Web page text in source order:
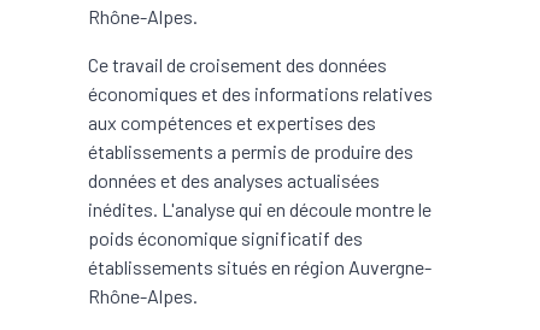
Rhône-Alpes.
Ce travail de croisement des données
économiques et des informations relatives
aux compétences et expertises des
établissements a permis de produire des
données et des analyses actualisées
inédites. L'analyse qui en découle montre le
poids économique significatif des
établissements situés en région Auvergne-
Rhône-Alpes.